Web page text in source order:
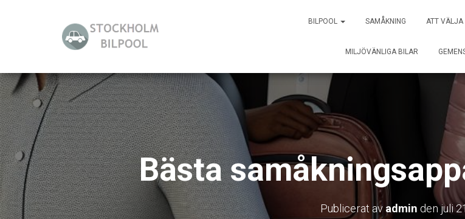
BILPOOL SAMÅKNING ATT VÄLJA
MILJÖVÄNLIGA BILAR
Bästa
Publicerat av admin denjuli